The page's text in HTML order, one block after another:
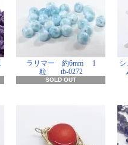
ラリマー 約6mm 1
粒 tb-0272
SOLD OUT